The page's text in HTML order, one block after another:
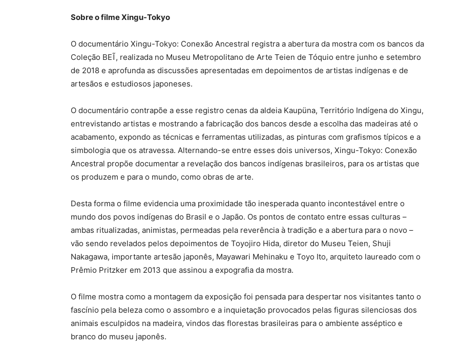
Sobre o filme Xingu-Tokyo
O documentário Xingu-Tokyo: Conexão Ancestral registra a abertura da mostra com os bancos da
Coleção BEĨ, realizada no Museu Metropolitano de Arte Teien de Tóquio entre junho e setembro
de 2018 e aprofunda as discussões apresentadas em depoimentos de artistas indígenas e de
artesãos e estudiosos japoneses.
O documentário contrapõe a esse registro cenas da aldeia Kaupüna, Território Indígena do Xingu,
entrevistando artistas e mostrando a fabricação dos bancos desde a escolha das madeiras até o
acabamento, expondo as técnicas e ferramentas utilizadas, as pinturas com grafismos típicos e a
simbologia que os atravessa. Alternando-se entre esses dois universos, Xingu-Tokyo: Conexão
Ancestral propõe documentar a revelação dos bancos indígenas brasileiros, para os artistas que
os produzem e para o mundo, como obras de arte.
Desta forma o filme evidencia uma proximidade tão inesperada quanto incontestável entre o
mundo dos povos indígenas do Brasil e o Japão. Os pontos de contato entre essas culturas –
ambas ritualizadas, animistas, permeadas pela reverência à tradição e a abertura para o novo –
vão sendo revelados pelos depoimentos de Toyojiro Hida, diretor do Museu Teien, Shuji
Nakagawa, importante artesão japonês, Mayawari Mehinaku e Toyo Ito, arquiteto laureado com o
Prêmio Pritzker em 2013 que assinou a expografia da mostra.
O filme mostra como a montagem da exposição foi pensada para despertar nos visitantes tanto o
fascínio pela beleza como o assombro e a inquietação provocados pelas figuras silenciosas dos
animais esculpidos na madeira, vindos das florestas brasileiras para o ambiente asséptico e
branco do museu japonês.